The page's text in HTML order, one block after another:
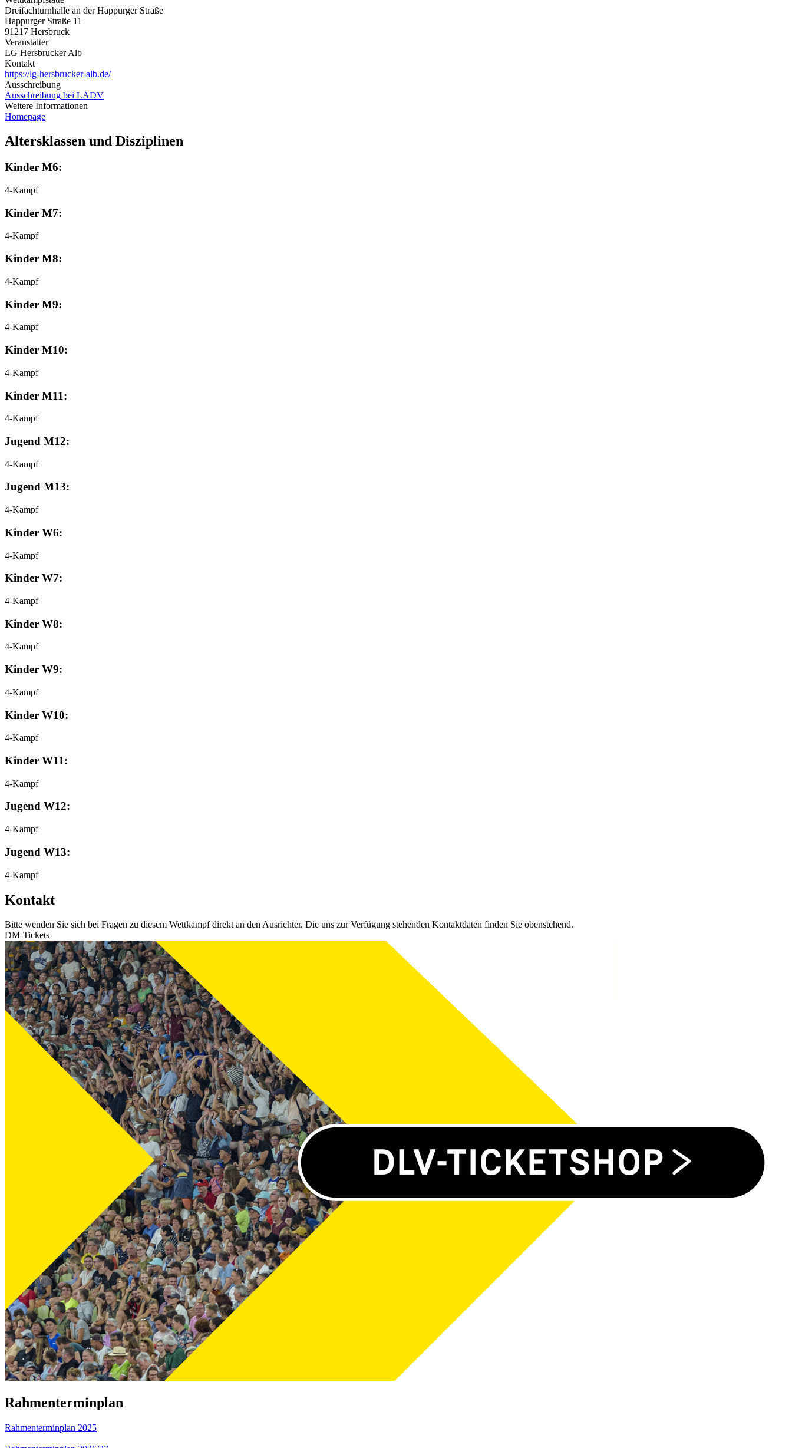
Dreifachturnhalle an der Happurger Straße
Happurger Straße 11
91217 Hersbruck
Veranstalter
LG Hersbrucker Alb
Kontakt
https://lg-hersbrucker-alb.de/
Ausschreibung
Ausschreibung bei LADV
Weitere Informationen
Homepage
Altersklassen und Disziplinen
Kinder M6:
4-Kampf
Kinder M7:
4-Kampf
Kinder M8:
4-Kampf
Kinder M9:
4-Kampf
Kinder M10:
4-Kampf
Kinder M11:
4-Kampf
Jugend M12:
4-Kampf
Jugend M13:
4-Kampf
Kinder W6:
4-Kampf
Kinder W7:
4-Kampf
Kinder W8:
4-Kampf
Kinder W9:
4-Kampf
Kinder W10:
4-Kampf
Kinder W11:
4-Kampf
Jugend W12:
4-Kampf
Jugend W13:
4-Kampf
Kontakt
Bitte wenden Sie sich bei Fragen zu diesem Wettkampf direkt an den Ausrichter. Die uns zur Verfügung stehenden Kontaktdaten finden Sie obenstehend.
DM-Tickets
Rahmenterminplan
Rahmenterminplan 2025